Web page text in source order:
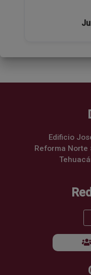
Edificio
Reforma Norte